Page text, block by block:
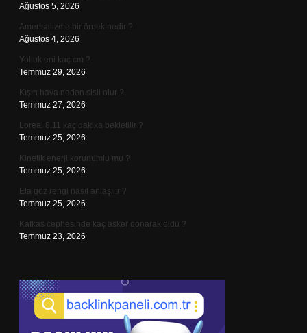
Ağustos 5, 2026
Amensalizme bir örnek nedir ?
Ağustos 4, 2026
Yolluk eni kaç cm ?
Temmuz 29, 2026
Kışın hava neden sisli olur ?
Temmuz 27, 2026
Loreal 8.11 kaç dakika bekletilir ?
Temmuz 25, 2026
Kinetik enerji korunumlu mu ?
Temmuz 25, 2026
Ela göz rengi nasıl anlaşılır ?
Temmuz 25, 2026
Kafkas cephesinde kaç asker donarak öldü ?
Temmuz 23, 2026